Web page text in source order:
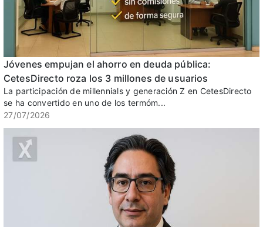
Jóvenes empujan el ahorro en deuda pública:
CetesDirecto roza los 3 millones de usuarios
La participación de millennials y generación Z en CetesDirecto
se ha convertido en uno de los termóm...
27/07/2026